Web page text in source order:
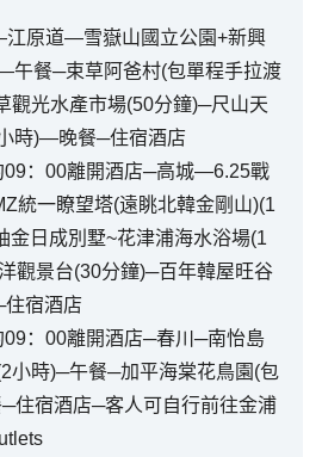
原道—雪嶽山國立公園+新興
午餐─束草阿爸村(包單程手拉渡
觀光水產市場(50分鐘)─尺山天
時)—晚餐─住宿酒店
09：00離開酒店─高城—6.25戰
統一瞭望塔(遠眺北韓金剛山)(1
日成別墅~花津浦海水浴場(1
觀景台(30分鐘)─百年韓屋旺谷
宿酒店
：00離開酒店─春川─南怡島
小時)─午餐─加平海棠花鳥園(包
住宿酒店─客人可自行前往金浦